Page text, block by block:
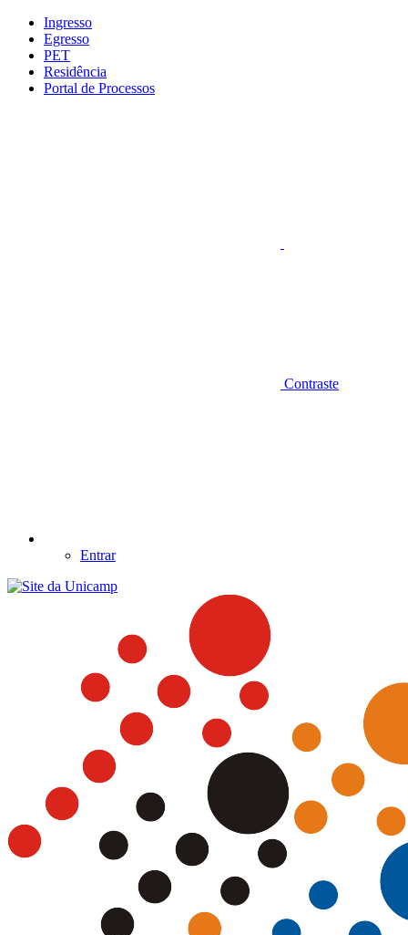
Conteúdo principal
Ingresso
Egresso
PET
Residência
Portal de Processos
Contraste
Entrar